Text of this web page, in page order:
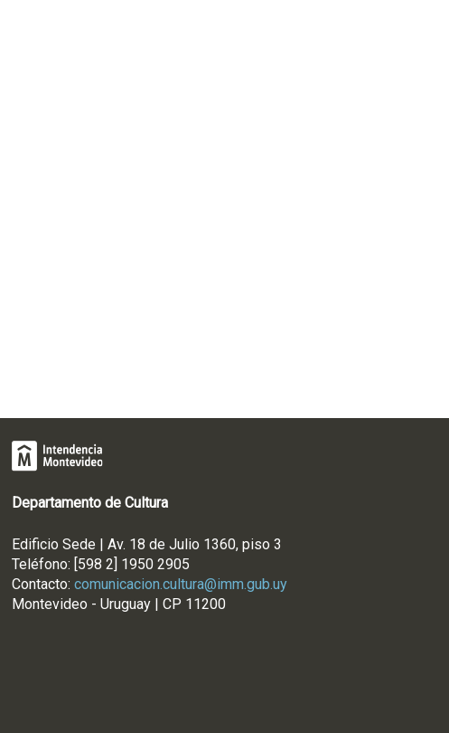
Departamento de Cultura
Edificio Sede | Av. 18 de Julio 1360, piso 3
Teléfono: [598 2] 1950 2905
Contacto: comunicacion.cultura@imm.gub.uy
Montevideo - Uruguay | CP 11200